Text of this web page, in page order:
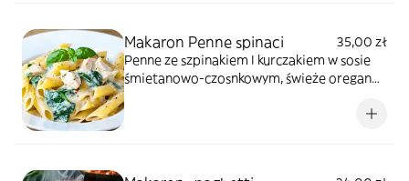
Makaron Penne spinaci
35,00 zł
Penne ze szpinakiem I kurczakiem w sosie
śmietanowo-czosnkowym, świeże oregano I